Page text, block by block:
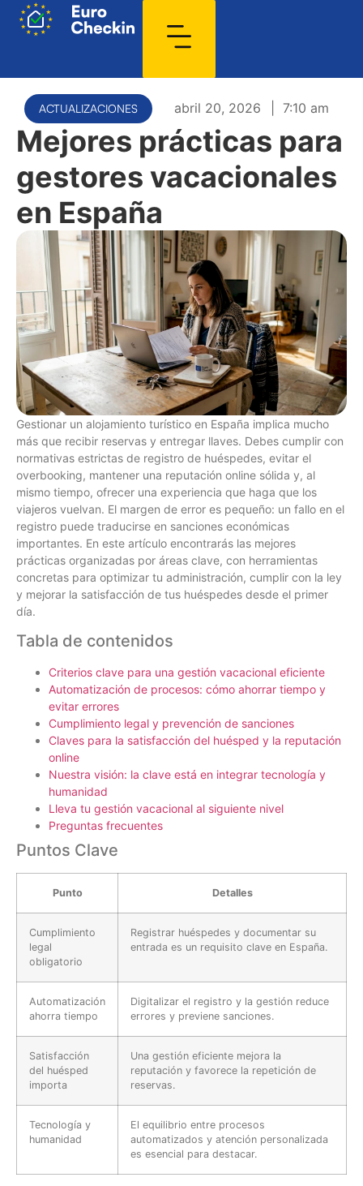
ACTUALIZACIONES abril 20, 2026 7:10 am
Mejores prácticas para
gestores vacacionales
en España
Gestionar un alojamiento turístico en España implica mucho
más que recibir reservas y entregar llaves. Debes cumplir con
normativas estrictas de registro de huéspedes, evitar el
overbooking, mantener una reputación online sólida y, al
mismo tiempo, ofrecer una experiencia que haga que los
viajeros vuelvan. El margen de error es pequeño: un fallo en el
registro puede traducirse en sanciones económicas
importantes. En este artículo encontrarás las mejores
prácticas organizadas por áreas clave, con herramientas
concretas para optimizar tu administración, cumplir con la ley
y mejorar la satisfacción de tus huéspedes desde el primer
día.
Tabla de contenidos
Criterios clave para una gestión vacacional eficiente
Automatización de procesos: cómo ahorrar tiempo y
evitar errores
Cumplimiento legal y prevención de sanciones
Claves para la satisfacción del huésped y la reputación
online
Nuestra visión: la clave está en integrar tecnología y
humanidad
Lleva tu gestión vacacional al siguiente nivel
Preguntas frecuentes
Puntos Clave
Punto Detalles
Cumplimiento
legal
obligatorio
Registrar huéspedes y documentar su
entrada es un requisito clave en España.
Automatización
ahorra tiempo
Digitalizar el registro y la gestión reduce
errores y previene sanciones.
Satisfacción
del huésped
importa
Una gestión eficiente mejora la
reputación y favorece la repetición de
reservas.
Tecnología y
humanidad
El equilibrio entre procesos
automatizados y atención personalizada
es esencial para destacar.